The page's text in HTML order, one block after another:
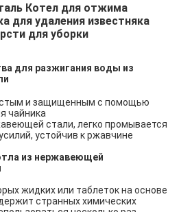
Котел для отжима
для удаления известняка
для уборки
для разжигания воды из
и защищенным с помощью
чайника
стали, легко промывается
устойчив к ржавчине
из нержавеющей
жидких или таблеток на основе
странных химических